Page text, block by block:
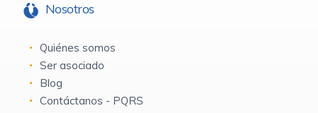
Nosotros
Quiénes somos
Ser asociado
Blog
Contáctanos - PQRS